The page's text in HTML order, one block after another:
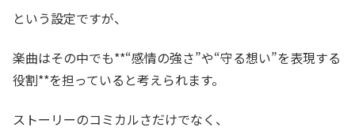
という設定ですが、
楽曲はその中でも**“感情の強さ”や“守る想い”を表現する
役割**を担っていると考えられます。
ストーリーのコミカルさだけでなく、